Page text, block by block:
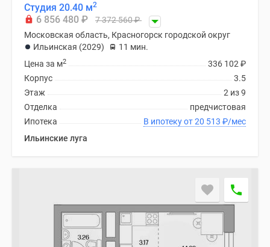
Студия 20.40 м2
6 856 480 ₽ 7 372 560₽
Московская область, Красногорск городской округ
Ильинская (2029)
11 мин.
336 102 ₽
Цена за м2
3.5
Корпус
2 из 9
Этаж
предчистовая
Отделка
В ипотеку от 20 513 ₽/мес
Ипотека
Ильинские луга